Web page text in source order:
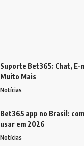
Suporte Bet365: Chat,
Muito Mais
Notícias
Bet365 app no Brasil:
usar em 2026
Notícias